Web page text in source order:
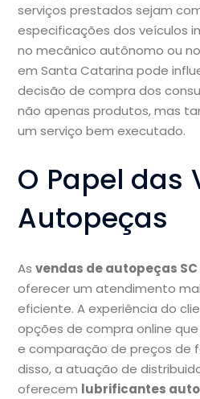
serviços prestados sejam
especificações dos veículos
no mecânico autônomo ou
em Santa Catarina pode
decisão de compra dos
não apenas produtos, mas
um serviço bem executado.
O Papel das
Autopeças
Asvendas de autopeças SC
oferecer um atendimento
eficiente. A experiência do
opções de compra online
e comparação de preços de
disso, a atuação de
oferecem lubrificantes